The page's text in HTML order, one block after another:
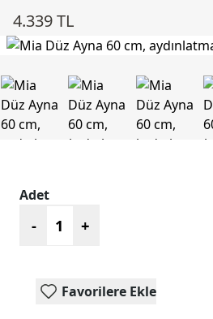
4.339 TL
Adet
- +
Favorilere Ekle